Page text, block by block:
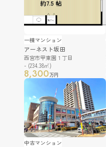
一棟マンション
アーネスト坂田
西宮市甲東園１丁目
- (234.38㎡)
8,300万円
中古マンション